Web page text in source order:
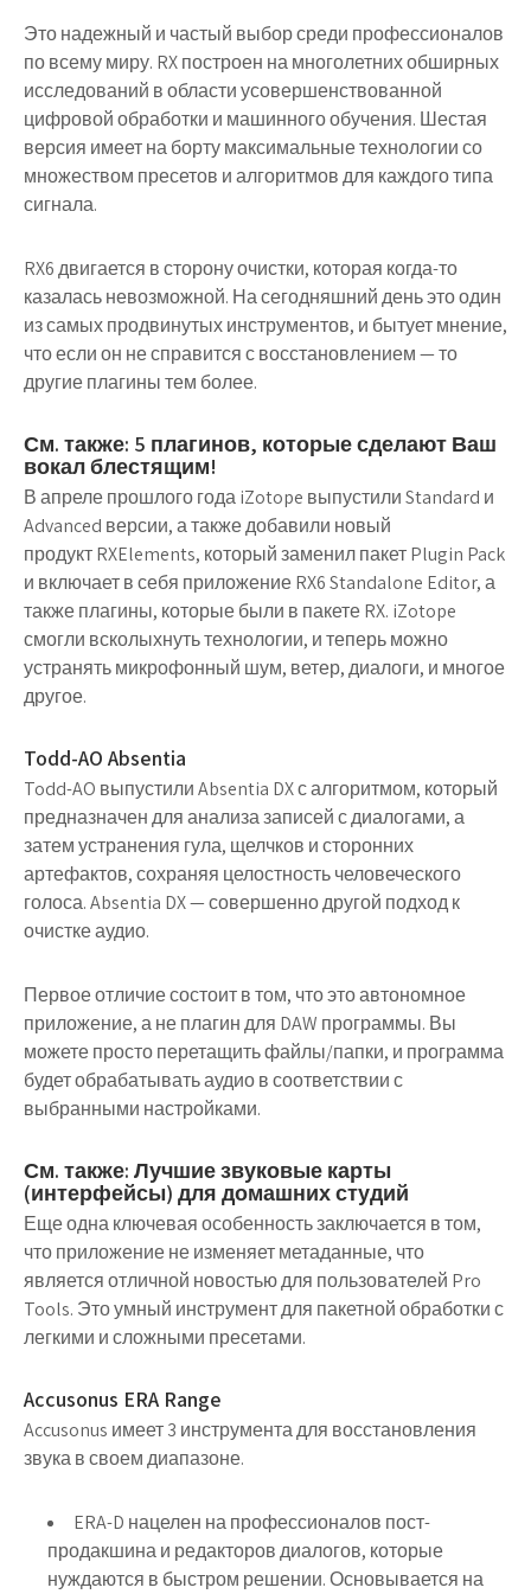
Это надежный и частый выбор среди профессионалов
по всему миру. RX построен на многолетних обширных
исследований в области усовершенствованной
цифровой обработки и машинного обучения. Шестая
версия имеет на борту максимальные технологии со
множеством пресетов и алгоритмов для каждого типа
сигнала.
RX6 двигается в сторону очистки, которая когда-то
казалась невозможной. На сегодняшний день это один
из самых продвинутых инструментов, и бытует мнение,
что если он не справится с восстановлением — то
другие плагины тем более.
См. также: 5 плагинов, которые сделают Ваш
вокал блестящим!
В апреле прошлого года iZotope выпустили Standard и
Advanced версии, а также добавили новый
продукт RXElements, который заменил пакет Plugin Pack
и включает в себя приложение RX6 Standalone Editor, а
также плагины, которые были в пакете RX. iZotope
смогли всколыхнуть технологии, и теперь можно
устранять микрофонный шум, ветер, диалоги, и многое
другое.
Todd-AO Absentia
Todd-AO выпустили Absentia DX с алгоритмом, который
предназначен для анализа записей с диалогами, а
затем устранения гула, щелчков и сторонних
артефактов, сохраняя целостность человеческого
голоса. Absentia DX — совершенно другой подход к
очистке аудио.
Первое отличие состоит в том, что это автономное
приложение, а не плагин для DAW программы. Вы
можете просто перетащить файлы/папки, и программа
будет обрабатывать аудио в соответствии с
выбранными настройками.
См. также: Лучшие звуковые карты
(интерфейсы) для домашних студий
Еще одна ключевая особенность заключается в том,
что приложение не изменяет метаданные, что
является отличной новостью для пользователей Pro
Tools. Это умный инструмент для пакетной обработки с
легкими и сложными пресетами.
Accusonus ERA Range
Accusonus имеет 3 инструмента для восстановления
звука в своем диапазоне.
ERA-D нацелен на профессионалов пост-
продакшина и редакторов диалогов, которые
нуждаются в быстром решении. Основывается на